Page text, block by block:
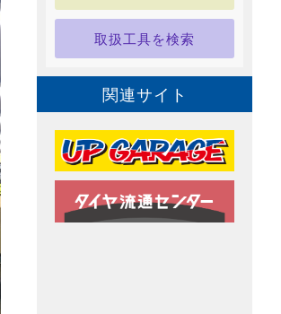
取扱工具を検索
関連サイト